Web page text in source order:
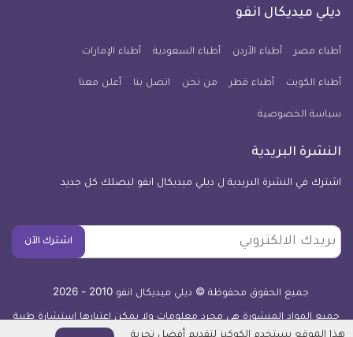
فيسبوكتويتر
يوتيوب
معلومة
للآيفون
ديلي ميديكال انفو
أطباء مصر أطباء الأردن أطباء السعودية أطباء الإمارات
أطباء الكويت أطباء قطر من نحن اتصل بنا أعلن معنا
سياسة الخصوصية
النشرة البريدية
اشترك في النشرة البريدية ل ديلي ميديكال انفو ليصلك كل جديد
بريدك
الالكتروني
اشترك الآن
جميع الحقوق محفوظة © ديلي ميديكال انفو 2010 - 2026
جميع المواد المنشورة هي مجرد معلومات ولا يمكن اعتبارها استشارة طبية
أو توصية علاجية - اعرف المزيد